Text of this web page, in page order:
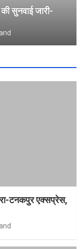
सुनवाई जारी-
टनकपुर एक्सप्रेस,